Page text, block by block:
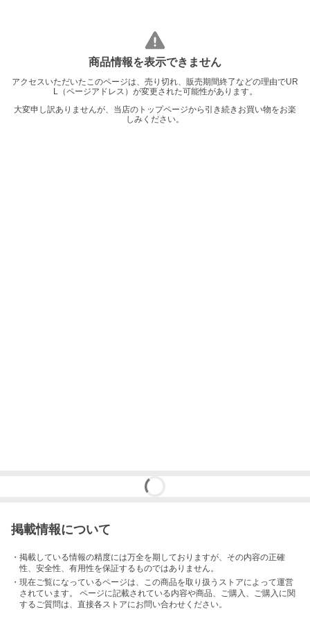
商品情報を表示できません
アクセスいただいたこのページは、売り切れ、販売期間終了などの理由でUR
L（ページアドレス）が変更された可能性があります。
大変申し訳ありませんが、当店のトップページから引き続きお買い物をお楽
しみください。
掲載情報について
・掲載している情報の精度には万全を期しておりますが、その内容の正確
性、安全性、有用性を保証するものではありません。
・現在ご覧になっているページは、この商品を取り扱うストアによって運営
されています。 ページに記載されている内容や商品、ご購入 、ご購入に関
するご質問は、直接各ストアにお問い合わせください。